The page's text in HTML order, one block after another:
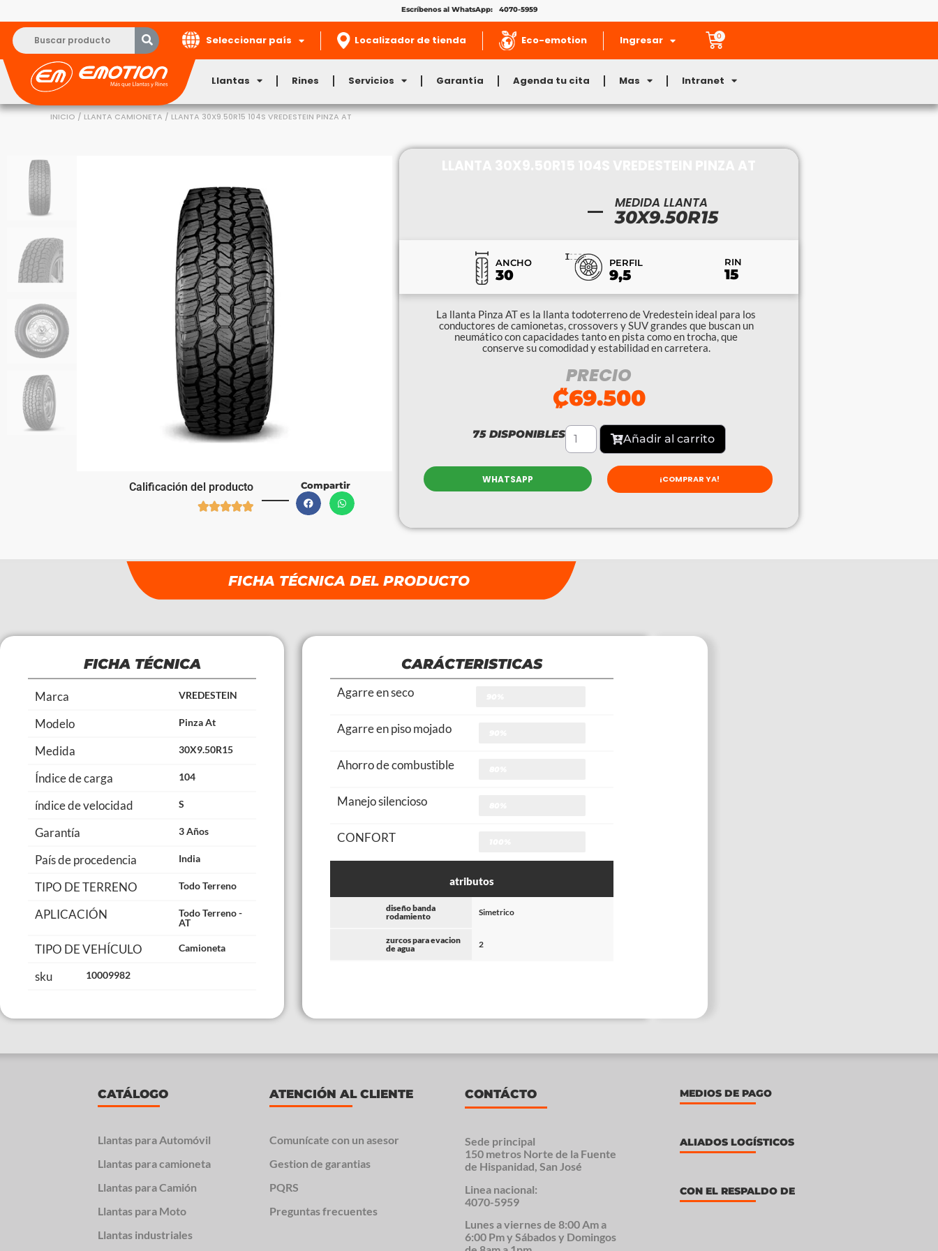
Escríbenos al WhatsApp: 4070-5959
Seleccionar país Localizador de tienda Eco-emotion Ingresar 0
Llantas Rines Servicios Garantía Agenda tu cita Mas Intranet
INICIO / LLANTA CAMIONETA / LLANTA 30X9.50R15 104S VREDESTEIN PINZA AT
Calificación del producto

Compartir
MEDIDA LLANTA
30X9.50R15
ANCHO
30
PERFIL
9,5
RIN
15
La llanta Pinza AT es la llanta todoterreno de Vredestein ideal para los
conductores de camionetas, crossovers y SUV grandes que buscan un
neumático con capacidades tanto en pista como en trocha, que
conserve su comodidad y estabilidad en carretera.
PRECIO
₡69.500
75 DISPONIBLES Añadir al carrito
WHATSAPP ¡COMPRAR YA!
FICHA TÉCNICA DEL PRODUCTO
FICHA TÉCNICA
Marca VREDESTEIN
Modelo Pinza At
Medida 30X9.50R15
Índice de carga 104
índice de velocidad S
Garantía 3 Años
País de procedencia India
TIPO DE TERRENO Todo Terreno
APLICACIÓN
Todo Terreno -
AT
TIPO DE VEHÍCULO Camioneta
sku 10009982
CARÁCTERISTICAS
Agarre en seco
Agarre en piso mojado
Ahorro de combustible
Manejo silencioso
CONFORT
atributos
diseño banda
rodamiento
Simetrico
zurcos para evacion
de agua
2
CATÁLOGO
Llantas para Automóvil
Llantas para camioneta
Llantas para Camión
Llantas para Moto
Llantas industriales
ATENCIÓN AL CLIENTE
Comunícate con un asesor
Gestion de garantias
PQRS
Preguntas frecuentes
CONTÁCTO
Sede principal
150 metros Norte de la Fuente
de Hispanidad, San José
Linea nacional:
4070-5959
Lunes a viernes de 8:00 Am a
6:00 Pm y Sábados y Domingos
MEDIOS DE PAGO
ALIADOS LOGÍSTICOS
CON EL RESPALDO DE